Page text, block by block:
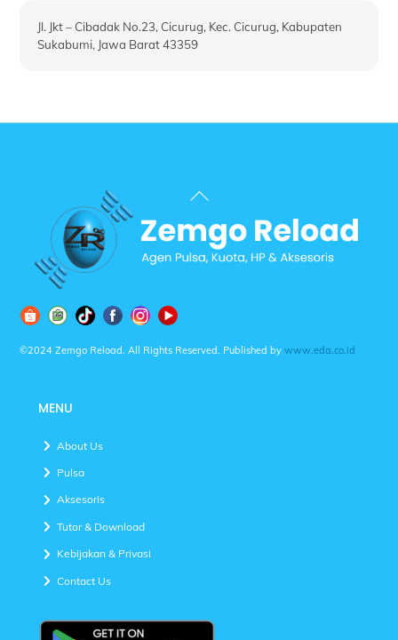
Jl. Jkt – Cibadak No.23, Cicurug, Kec. Cicurug, Kabupaten
Sukabumi, Jawa Barat 43359
Back
Top
©2024 Zemgo Reload. All Rights Reserved. Published bywww.eda.co.id
MENU
About Us
Pulsa
Aksesoris
Tutor & Download
Kebijakan & Privasi
Contact Us